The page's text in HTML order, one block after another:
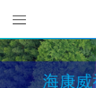
【必
维
集
团